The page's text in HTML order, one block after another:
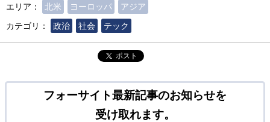
エリア：
北米 ヨーロッパ
アジア
カテゴリ：
政治 社会 テック
ポスト
フォーサイト最新記事のお知らせを
受け取れます。